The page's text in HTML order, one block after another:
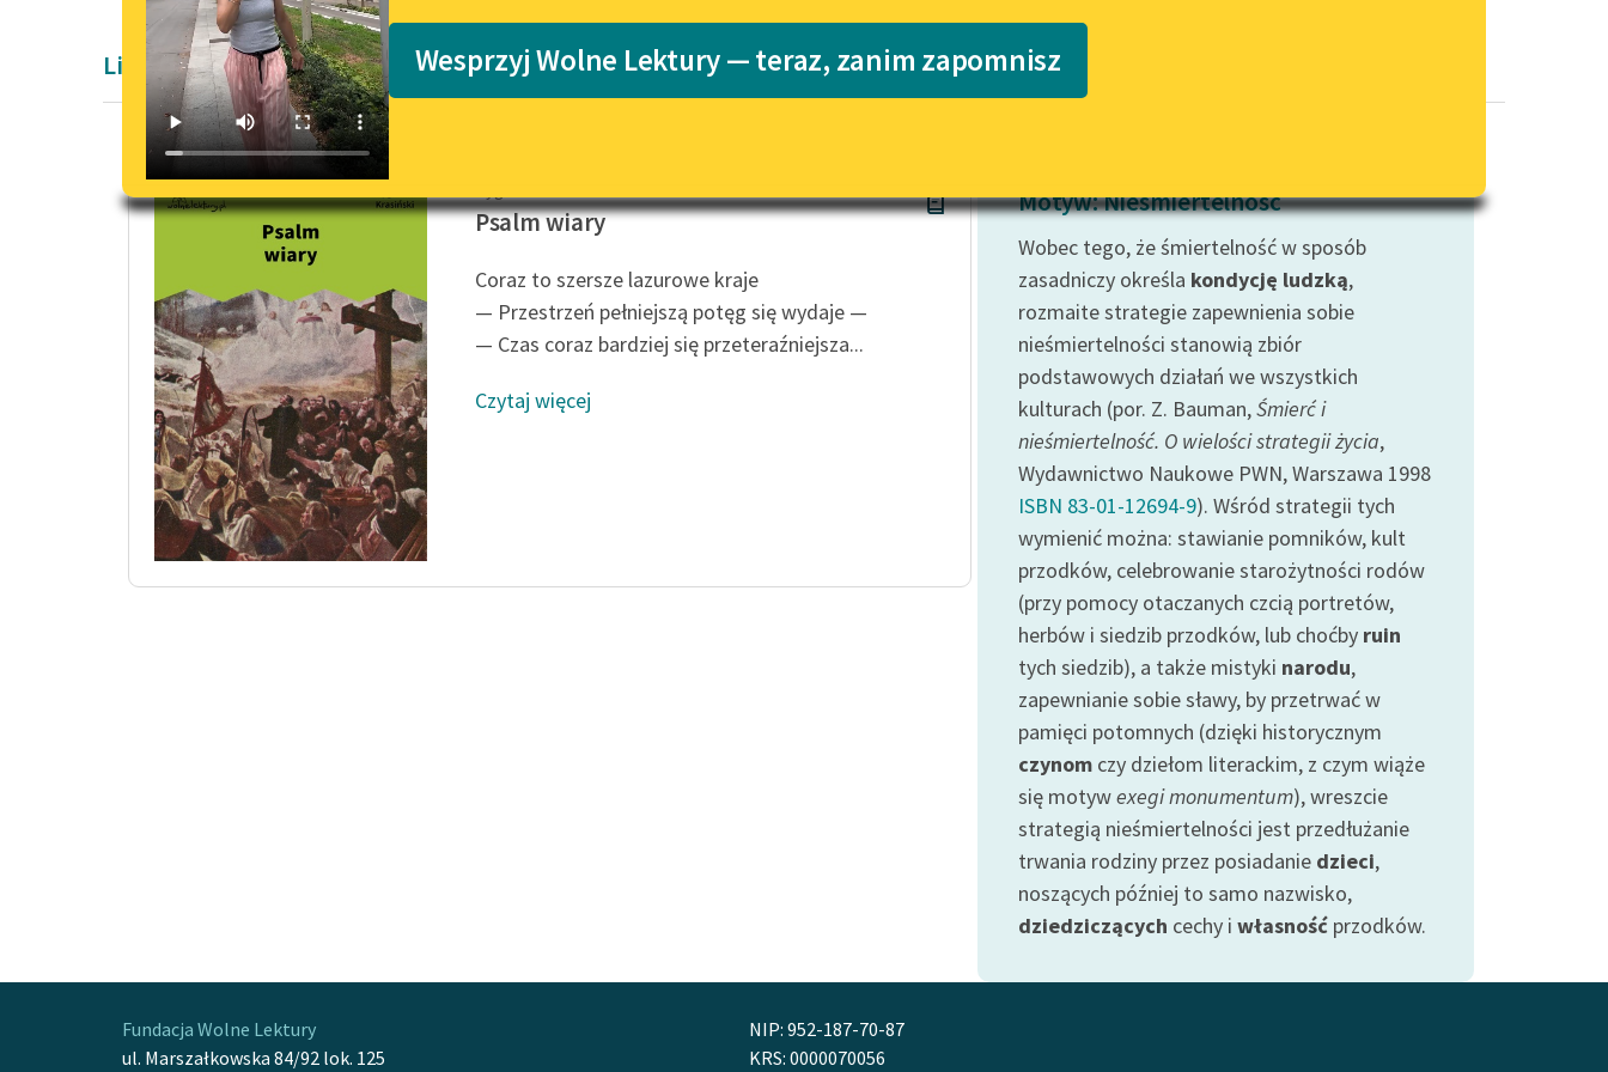
niepełnosprawnościami
literatury do słuchania dla
uczennic i uczniów z
niepełnosprawnościami
Feministyczne inspiracje.
Katalog
Katalog w formacie PDF
wrażliwych
Deklaracja dostępności
Wesprzyj Wolne Lektury — teraz, zanim zapomnisz
Liryka Zygmunta Krasińskiego
Psalm wiary
Coraz to szersze lazurowe kraje
— Przestrzeń pełniejszą potęg się wydaje —
— Czas coraz bardziej się przeteraźniejsza...
Czytaj więcej
Motyw: Nieśmiertelność
Wobec tego, że śmiertelność w sposób
zasadniczy określa kondycję ludzką,
rozmaite strategie zapewnienia sobie
nieśmiertelności stanowią zbiór
podstawowych działań we wszystkich
kulturach (por. Z. Bauman,Śmierć i
nieśmiertelność. O wielości strategii życia,
Wydawnictwo Naukowe PWN, Warszawa 1998
ISBN 83-01-12694-9). Wśród strategii tych
wymienić można: stawianie pomników, kult
przodków, celebrowanie starożytności rodów
(przy pomocy otaczanych czcią portretów,
herbów i siedzib przodków, lub choćby ruin
tych siedzib), a także mistyki narodu,
zapewnianie sobie sławy, by przetrwać w
pamięci potomnych (dzięki historycznym
czynom czy dziełom literackim, z czym wiąże
się motywexegi monumentum), wreszcie
strategią nieśmiertelności jest przedłużanie
trwania rodziny przez posiadanie dzieci,
noszących później to samo nazwisko,
dziedziczących cechy i własność przodków.
Fundacja Wolne Lektury
ul. Marszałkowska 84/92 lok. 125
NIP: 952-187-70-87
KRS: 0000070056